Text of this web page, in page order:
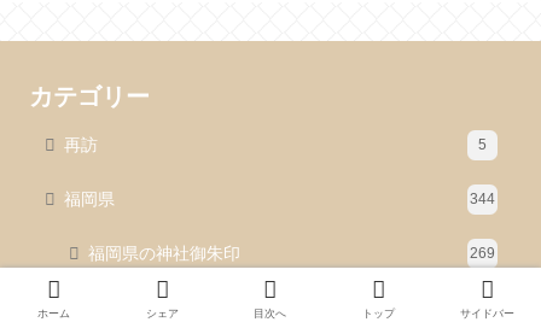
カテゴリー
再訪 5
福岡県 344
福岡県の神社御朱印 269
福岡県の寺社御朱印 37
ホーム シェア 目次へ トップ サイドバー